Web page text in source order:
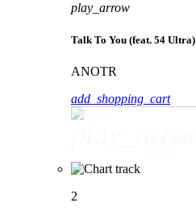
play_arrow
Talk To You (feat. 54 Ultra)
ANOTR
add_shopping_cart
2